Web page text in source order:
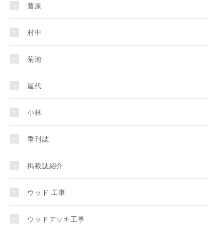
藤原
村中
菊池
屋代
小林
季刊誌
掲載誌紹介
ウッド 工事
ウッドデッキ工事